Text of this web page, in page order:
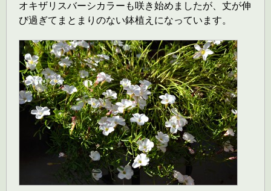
オキザリスバーシカラーも咲き始めましたが、丈が伸
び過ぎてまとまりのない鉢植えになっています。